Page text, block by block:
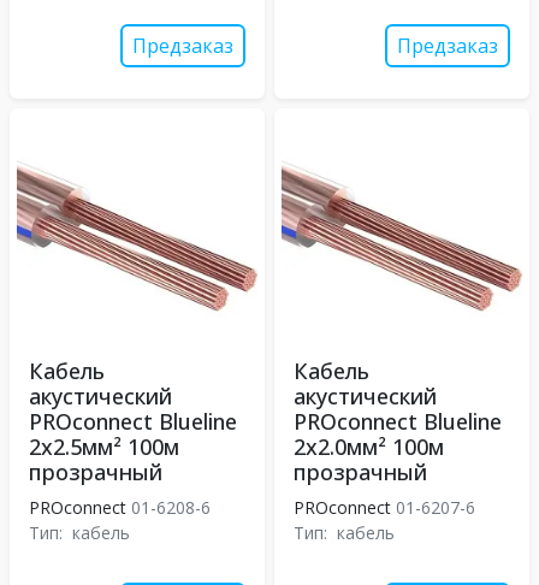
Предзаказ Предзаказ
Кабель
акустический
PROconnect Blueline
2х2.5мм² 100м
прозрачный
PROconnect 01-6208-6
Тип: кабель
Кабель
акустический
PROconnect Blueline
2х2.0мм² 100м
прозрачный
PROconnect 01-6207-6
Тип: кабель